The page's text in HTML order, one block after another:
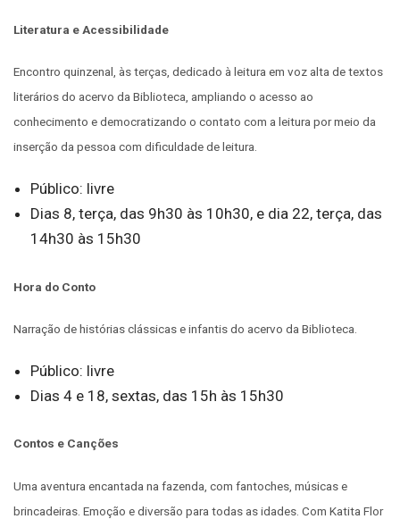
Literatura e Acessibilidade
Encontro quinzenal, às terças, dedicado à leitura em voz alta de textos
literários do acervo da Biblioteca, ampliando o acesso ao
conhecimento e democratizando o contato com a leitura por meio da
inserção da pessoa com dificuldade de leitura.
Público: livre
Dias 8, terça, das 9h30 às 10h30, e dia 22, terça, das
14h30 às 15h30
Hora do Conto
Narração de histórias clássicas e infantis do acervo da Biblioteca.
Público: livre
Dias 4 e 18, sextas, das 15h às 15h30
Contos e Canções
Uma aventura encantada na fazenda, com fantoches, músicas e
brincadeiras. Emoção e diversão para todas as idades. Com Katita Flor